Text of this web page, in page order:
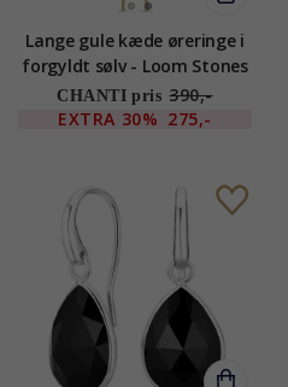
Lange gule kæde øreringe i
forgyldt sølv - Loom Stones
CHANTI pris 390,-
EXTRA 30% 275,-